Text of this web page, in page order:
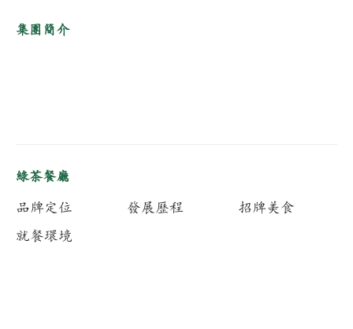
集團簡介
綠茶餐廳
品牌定位 發展歷程
招牌美食
就餐環境